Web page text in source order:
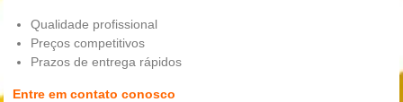
Qualidade profissional
Preços competitivos
Prazos de entrega rápidos
Entre em contato conosco